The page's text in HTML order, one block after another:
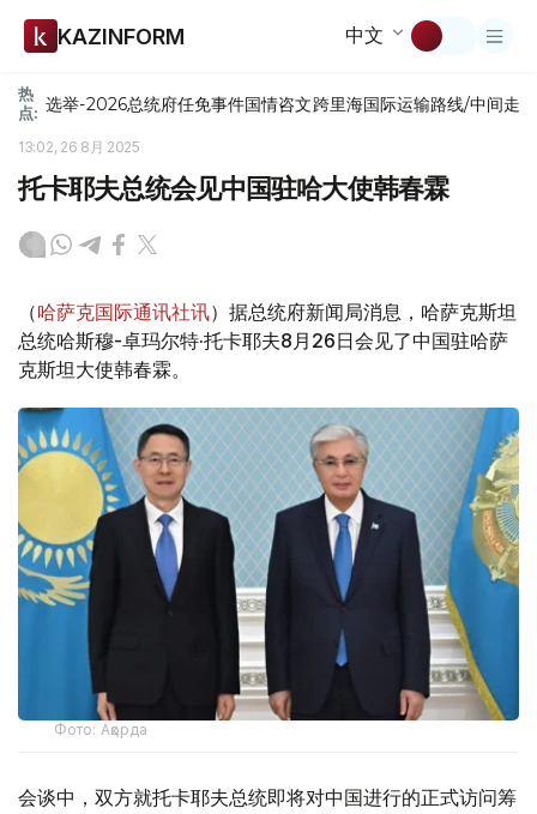
KAZINFORM 中文
热
点: 选举-2026总统府任免事件国情咨文跨里海国际运输路线/中间走廊
13:02, 26 8月 2025
托卡耶夫总统会见中国驻哈大使韩春霖
（哈萨克国际通讯社讯）据总统府新闻局消息，哈萨克斯坦
总统哈斯穆-卓玛尔特·托卡耶夫8月26日会见了中国驻哈萨
克斯坦大使韩春霖。
Фото: Ақорда
会谈中，双方就托卡耶夫总统即将对中国进行的正式访问筹